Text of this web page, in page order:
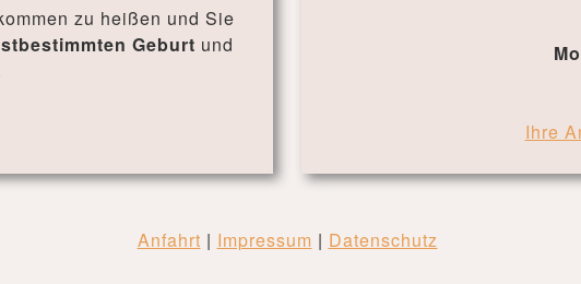
zu heißen und Sie
Geburt und
Ihre
Anfahrt | Impressum | Datenschutz